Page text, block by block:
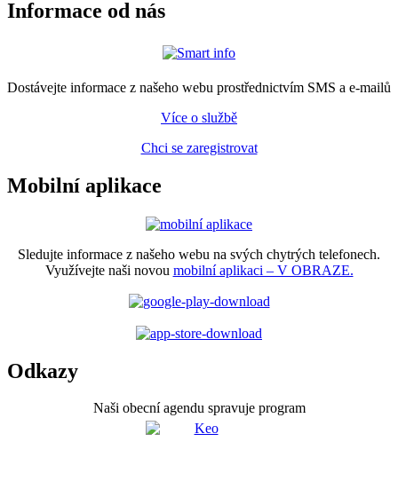
Informace od nás
Dostávejte informace z našeho webu prostřednictvím SMS a e-mailů
Více o službě
Chci se zaregistrovat
Mobilní aplikace
Sledujte informace z našeho webu na svých chytrých telefonech.
Využívejte naši novou mobilní aplikaci – V OBRAZE.
Odkazy
Naši obecní agendu spravuje program